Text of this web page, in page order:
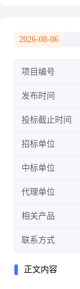
2026-08-06
项目编号
发布时间
投标截止时间
招标单位
中标单位
代理单位
相关产品
联系方式
正文内容